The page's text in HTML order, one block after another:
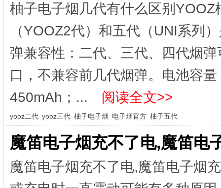
柚子电子烟几代有什么区别
（YOOZ2代）‌和‌五代（UNI系列
弹兼容性‌：‌二代、三代、四代‌烟
口，‌不兼容‌前几代烟弹。‌电池容
450mAh；‌...
阅读全文>>
yooz二代 yooz三代 柚子电子烟 电子烟官方 柚子五代
魔笛电子烟充不了电,魔笛电
魔笛电子烟充不了电,魔笛电子烟